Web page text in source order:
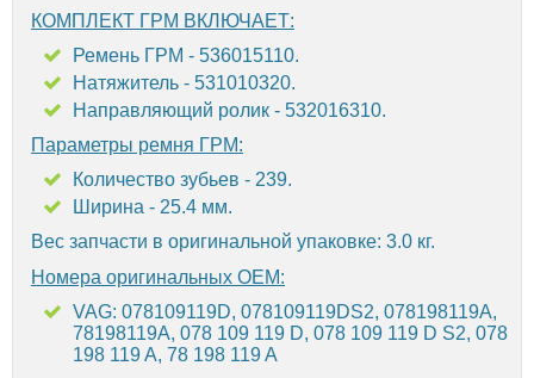
КОМПЛЕКТ ГРМ ВКЛЮЧАЕТ:
Ремень ГРМ - 536015110.
Натяжитель - 531010320.
Направляющий ролик - 532016310.
Параметры ремня ГРМ:
Количество зубьев - 239.
Ширина - 25.4 мм.
Вес запчасти в оригинальной упаковке: 3.0 кг.
Номера оригинальных OEM:
VAG: 078109119D, 078109119DS2, 078198119A,
78198119A, 078 109 119 D, 078 109 119 D S2, 078
198 119 A, 78 198 119 A